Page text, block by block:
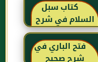
كتاب سبل
السلام في شرح
بلوغ المرام للإمام
الصنعاني رحمه
الله
فتح الباري في
شرح صحيح